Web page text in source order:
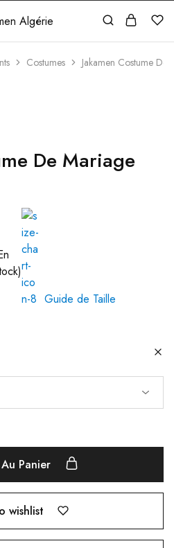
Costumes Jakamen Costume
De Mariage
Guide de Taille
Panier
wishlist